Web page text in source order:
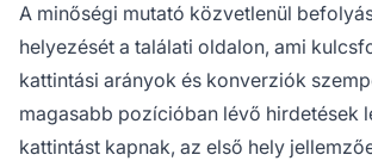
A minőségi mutató közvetlenül
helyezését a találati oldalon, ami
kattintási arányok és konverziók
magasabb pozícióban lévő hirdetések
kattintást kapnak, az első hely